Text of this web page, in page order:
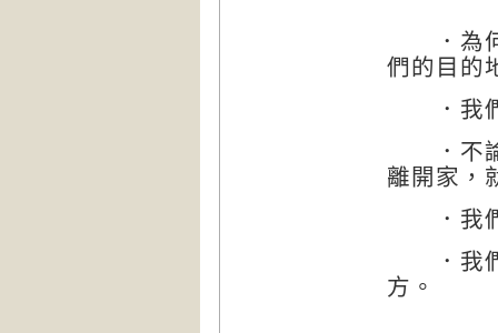
．為何
們的目的
．我們
．不論
離開家，
．我們
．我們
方。